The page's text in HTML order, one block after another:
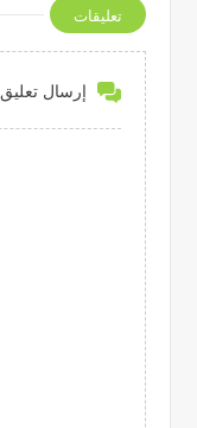
تعليقات
إرسال تعليق